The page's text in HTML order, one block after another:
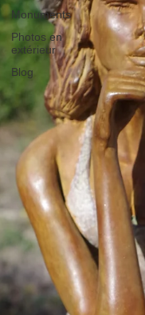
Monuments
Photos en
extérieur
Blog